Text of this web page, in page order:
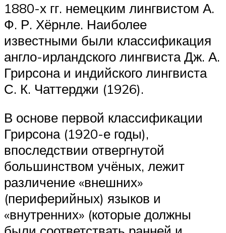
1880-х гг. немецким лингвистом А.
Ф. Р. Хёрнле. Наиболее
известными были классификация
англо-ирландского лингвиста Дж. А.
Грирсона и индийского лингвиста
С. К. Чаттерджи (1926).
В основе первой классификации
Грирсона (1920-е годы),
впоследствии отвергнутой
большинством учёных, лежит
различение «внешних»
(периферийных) языков и
«внутренних» (которые должны